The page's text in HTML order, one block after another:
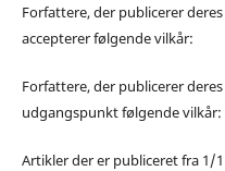
Forfattere, der publicerer
accepterer følgende vilkår:
Forfattere, der publicerer
udgangspunkt følgende vilkår:
Artikler der er publiceret fra 1/